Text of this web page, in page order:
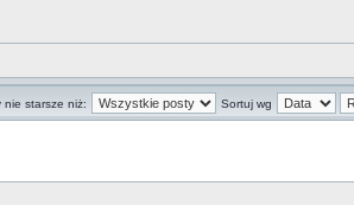
nie starsze niż: Sortuj wg